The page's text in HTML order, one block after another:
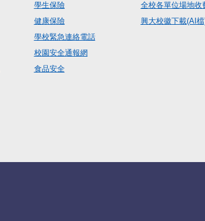
學生保險
健康保險
學校緊急連絡電話
校園安全通報網
食品安全
全校各單位場地收
興大校徽下載(AI